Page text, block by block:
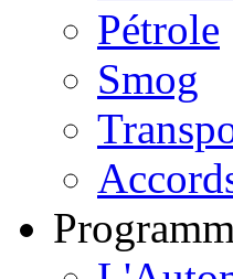
Pétrole
Smog